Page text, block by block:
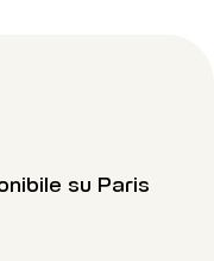
su Paris